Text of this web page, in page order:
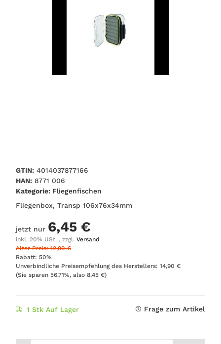
GTIN: 4014037877166
HAN: 8771 006
Kategorie: Fliegenfischen
Fliegenbox, Transp 106x76x34mm
jetzt nur 6,45 €
inkl. 20% USt. , zzgl. Versand
Alter Preis: 12,90 €
Rabatt: 50%
Unverbindliche Preisempfehlung des Herstellers: 14,90 €
(Sie sparen 56.71%, also 8,45 €)
1 Stk Auf Lager Frage zum Artikel